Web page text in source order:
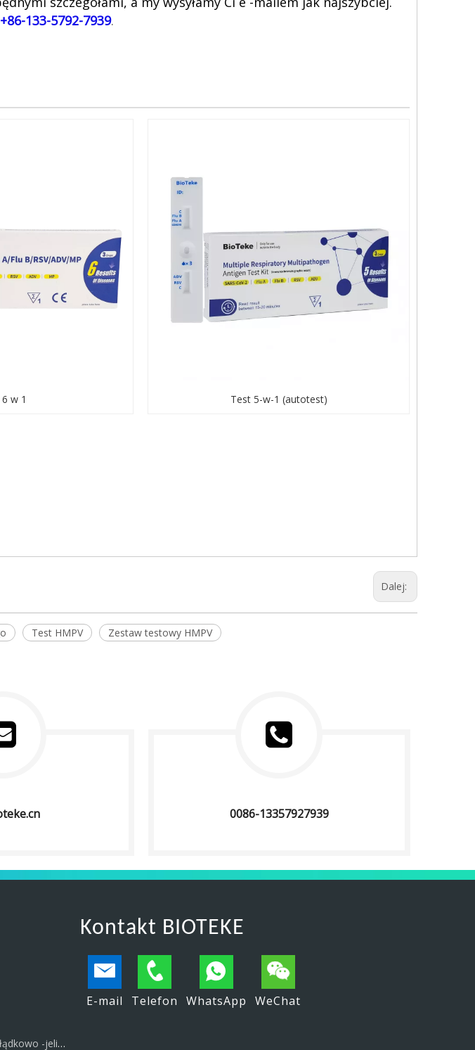
+86-133-5792-7939.
w 1 Test 5-w-1 (autotest)
Dalej:
Test HMPV
Zestaw testowy HMPV
0086-13357927939
Testy szybkie przewodu żołądkowo -jelitowego
Kontakt BIOTEKE
E-mail Telefon WhatsApp WeChat